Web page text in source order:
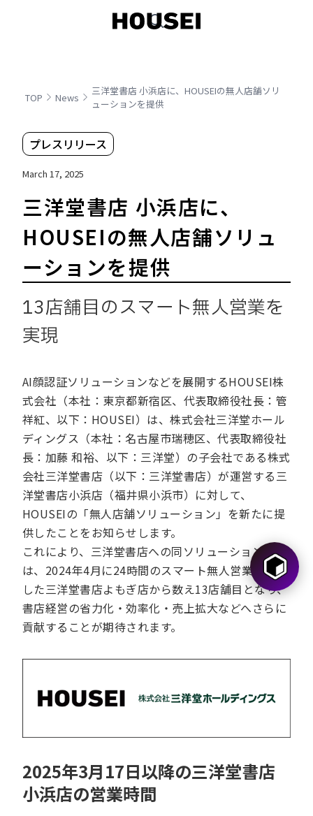
TOP News
三洋堂書店 小浜店に、HOUSEIの無人店舗ソリ
ューションを提供
プレスリリース
March 17, 2025
三洋堂書店 小浜店に、
HOUSEIの無人店舗ソリュ
ーションを提供
13店舗目のスマート無人営業を
実現
AI顔認証ソリューションなどを展開するHOUSEI株
式会社（本社：東京都新宿区、代表取締役社長：管
祥紅、以下：HOUSEI）は、株式会社三洋堂ホール
ディングス（本社：名古屋市瑞穂区、代表取締役社
長：加藤 和裕、以下：三洋堂）の子会社である株式
会社三洋堂書店（以下：三洋堂書店）が運営する三
洋堂書店小浜店（福井県小浜市）に対して、
HOUSEIの「無人店舗ソリューション」を新たに提
供したことをお知らせします。
これにより、三洋堂書店への同ソリューション提供
は、2024年4月に24時間のスマート無人営業を開始
した三洋堂書店よもぎ店から数え13店舗目となり、
書店経営の省力化・効率化・売上拡大などへさらに
貢献することが期待されます。
2025年3月17日以降の三洋堂書店
小浜店の営業時間